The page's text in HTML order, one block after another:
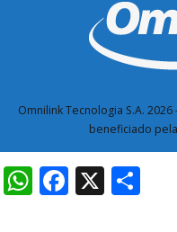
Omnilink Tecnologia S.A. 2026
beneficiado
WhatsApp
Facebook
X